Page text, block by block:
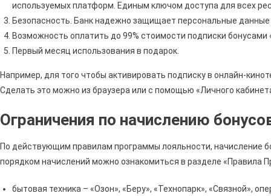
используемых платформ. Единым ключом доступа для всех
Безопасность. Банк надежно защищает персональные данные
Возможность оплатить до 99% стоимости подписки бонусами
Первый месяц использования в подарок.
Например, для того чтобы активировать подписку в онлайн-
Сделать это можно из браузера или с помощью «Личного
Ограничения по начислению
По действующим правилам программы лояльности, начисление
порядком начислений можно ознакомиться в разделе «Правила
бытовая техника – «Озон», «Беру», «Технопарк», «Связной»,